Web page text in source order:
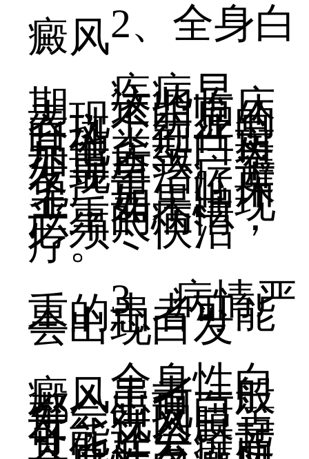
2、全身白
癜风
疾病早
期，这些临床
表现不明显的
白斑，往往是
其他类型白斑
加重所致。早
发现早治疗避
免严重，临床
上，如果出现
严重的病情，
必须尽快治
疗。
3、病情严
重的患者可能
会出现白发
全身性白
癜风患者一般
都会出现白
发，视网膜等
可能还会引起